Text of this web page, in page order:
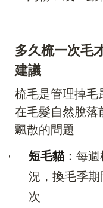
多久梳一次毛
建議
梳毛是管理掉毛
在毛髮自然脫落
飄散的問題
短毛貓 ：每
況，換毛季
次